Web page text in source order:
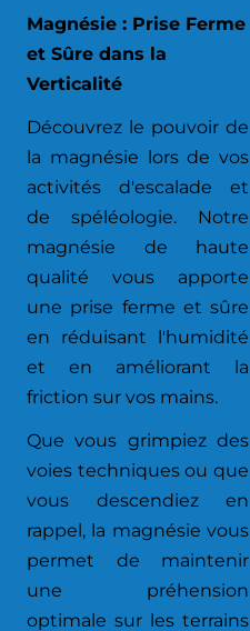
Magnésie : Prise Ferme
et Sûre dans la
Verticalité
Découvrez le pouvoir de
la magnésie lors de vos
activités d'escalade et
de spéléologie. Notre
magnésie de haute
qualité vous apporte
une prise ferme et sûre
en réduisant l'humidité
et en améliorant la
friction sur vos mains.
Que vous grimpiez des
voies techniques ou que
vous descendiez en
rappel, la magnésie vous
permet de maintenir
une préhension
optimale sur les terrains